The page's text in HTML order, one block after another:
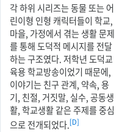
각 하위 시리즈는 동물 또는 어
린이형 인형 캐릭터들이 학교,
마을, 가정에서 겪는 생활 문제
를 통해 도덕적 메시지를 전달
하는 구조였다. 저학년 도덕교
육용 학교방송이었기 때문에,
이야기는 친구 관계, 약속, 용
기, 친절, 거짓말, 실수, 공동생
활, 학교생활 같은 주제를 중심
으로 전개되었다.[D]